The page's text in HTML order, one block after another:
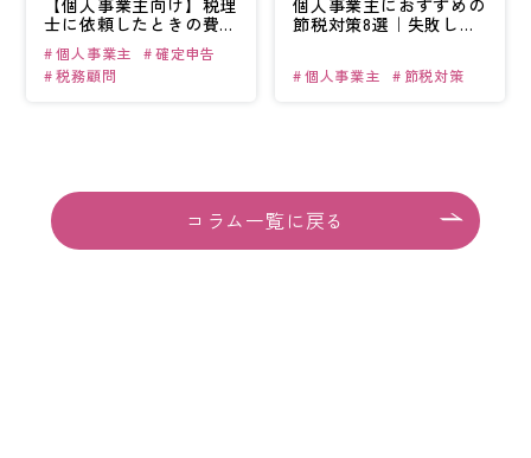
【個人事業主向け】 税理
士に依頼したときの費用
相場はいくら？
個人事業主
確定申告
税務顧問
個人事業主に おすすめの
節税対策8選｜ 失敗しな
個人事業主 節税対策
コラム一覧に戻る